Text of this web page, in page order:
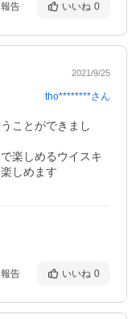
告 いいね 0
2021/9/25
tho********さん
ことができまし
楽しめるウイスキ
しめます
告 いいね 0